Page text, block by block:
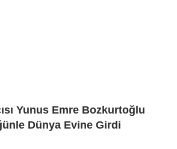
Yunus Emre Bozkurtoğlu
Dünya Evine Girdi